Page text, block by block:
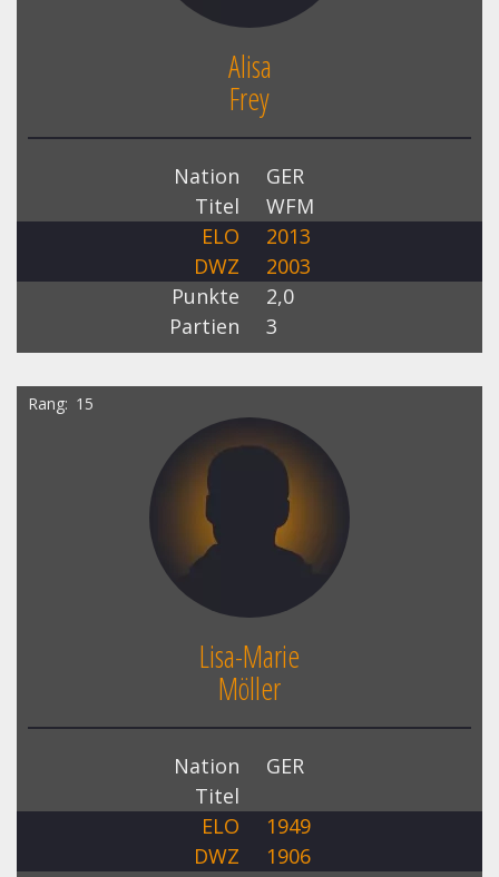
Alisa
Frey
Nation
GER
Titel
WFM
ELO
2013
DWZ
2003
Punkte
2,0
Partien
3
Rang 15
Lisa-Marie
Möller
Nation
GER
Titel
ELO
1949
DWZ
1906